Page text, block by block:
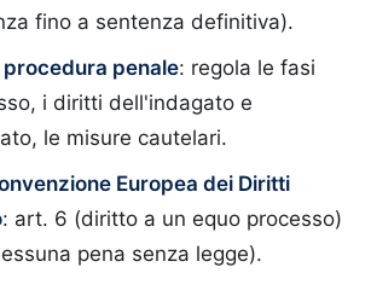
fino a sentenza definitiva).
penale: regola le fasi
i diritti dell'indagato e
le misure cautelari.
Europea dei Diritti
: art. 6 (diritto a un equo processo)
pena senza legge).